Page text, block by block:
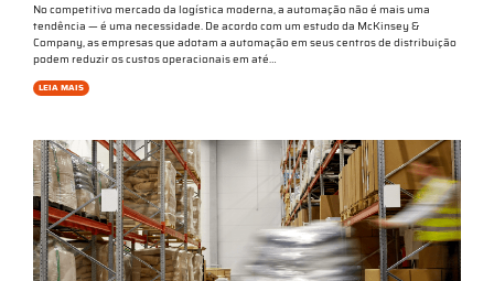
No competitivo mercado da logística moderna, a automação não é mais uma
tendência — é uma necessidade. De acordo com um estudo da McKinsey &
Company, as empresas que adotam a automação em seus centros de distribuição
podem reduzir os custos operacionais em até…
LEIA MAIS